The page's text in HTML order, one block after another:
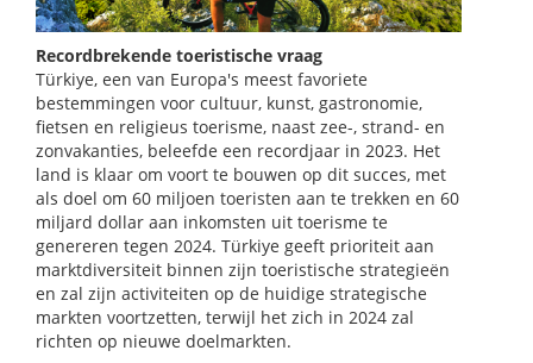
Recordbrekende toeristische vraag
Türkiye, een van Europa's meest favoriete
bestemmingen voor cultuur, kunst, gastronomie,
fietsen en religieus toerisme, naast zee-, strand- en
zonvakanties, beleefde een recordjaar in 2023. Het
land is klaar om voort te bouwen op dit succes, met
als doel om 60 miljoen toeristen aan te trekken en 60
miljard dollar aan inkomsten uit toerisme te
genereren tegen 2024. Türkiye geeft prioriteit aan
marktdiversiteit binnen zijn toeristische strategieën
en zal zijn activiteiten op de huidige strategische
markten voortzetten, terwijl het zich in 2024 zal
richten op nieuwe doelmarkten.